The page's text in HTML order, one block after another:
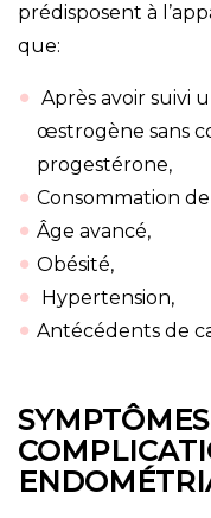
prédisposent à
que:
Après avoir suivi
œstrogène sans
progestérone,
Consommation
Âge avancé,
Obésité,
Hypertension,
Antécédents de